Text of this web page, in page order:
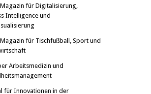
für Digitalisierung,
Intelligence und
für Tischfußball, Sport und
Arbeitsmedizin und
für Innovationen in der